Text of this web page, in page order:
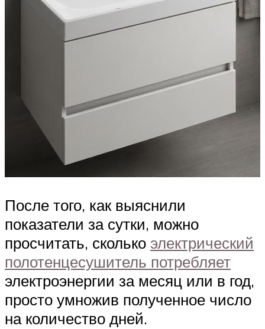
После того, как выяснили
показатели за сутки, можно
просчитать, сколько электрический
полотенцесушитель потребляет
электроэнергии за месяц или в год,
просто умножив полученное число
на количество дней.